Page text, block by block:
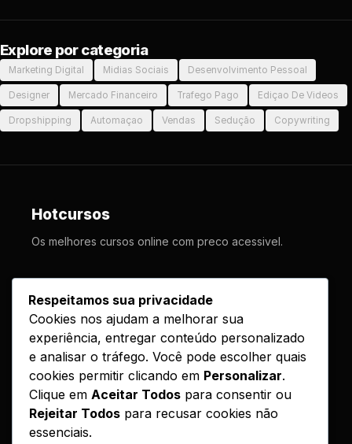
Explore por categoria
Marketing Digital Midias Sociais Desenvolvimento Pessoal
Designer Mercado Financeiro Trafego Pago Ediçao De Videos
Dropshipping Automaçao Vendas Sedução Copywriting
Hotcursos
Os melhores cursos online com preco acessivel.
Cursos
Como Funciona
Contato
Politica de Entrega
LEGAL
Respeitamos sua privacidade
Cookies nos ajudam a melhorar sua
experiência, entregar conteúdo personalizado
e analisar o tráfego. Você pode escolher quais
cookies permitir clicando em Personalizar.
Clique em Aceitar Todos para consentir ou
Rejeitar Todos para recusar cookies não
essenciais.